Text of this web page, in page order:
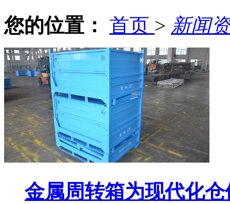
您的位置： 首页 > 新闻
金属周转箱为现代化